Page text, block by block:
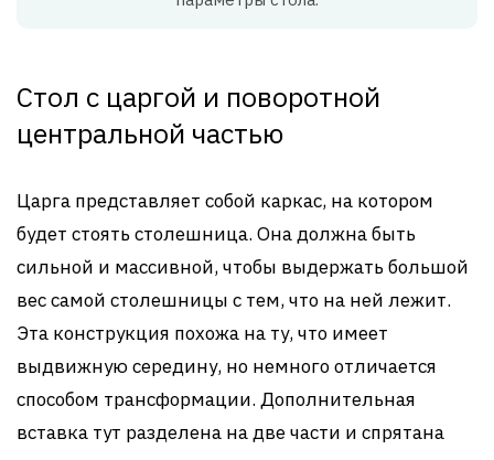
Стол с царгой и поворотной
центральной частью
Царга представляет собой каркас, на котором
будет стоять столешница. Она должна быть
сильной и массивной, чтобы выдержать большой
вес самой столешницы с тем, что на ней лежит.
Эта конструкция похожа на ту, что имеет
выдвижную середину, но немного отличается
способом трансформации. Дополнительная
вставка тут разделена на две части и спрятана